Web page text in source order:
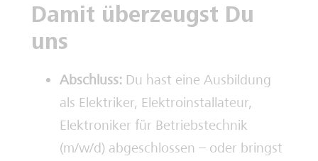
Damit überzeugst Du
uns
Abschluss: Du hast eine Ausbildung
als Elektriker, Elektroinstallateur,
Elektroniker für Betriebstechnik
(m/w/d) abgeschlossen – oder bringst